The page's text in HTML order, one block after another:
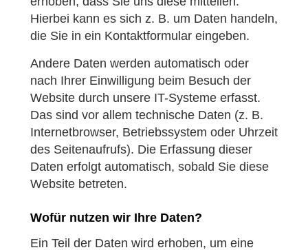
Hierbei kann es sich z. B. um Daten handeln,
die Sie in ein Kontaktformular eingeben.
Andere Daten werden automatisch oder
nach Ihrer Einwilligung beim Besuch der
Website durch unsere IT-Systeme erfasst.
Das sind vor allem technische Daten (z. B.
Internetbrowser, Betriebssystem oder Uhrzeit
des Seitenaufrufs). Die Erfassung dieser
Daten erfolgt automatisch, sobald Sie diese
Website betreten.
Wofür nutzen wir Ihre Daten?
Ein Teil der Daten wird erhoben, um eine